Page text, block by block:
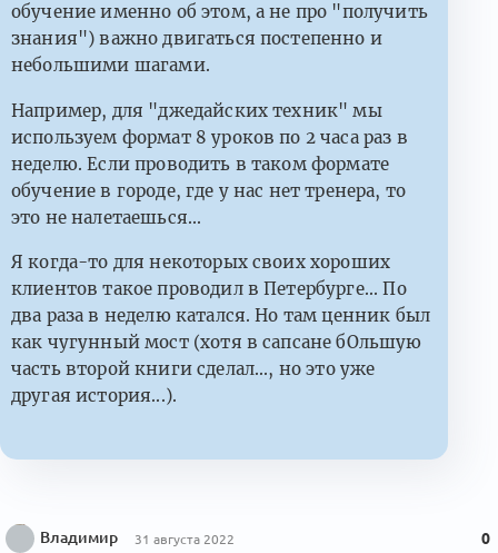
обучение именно об этом, а не про "получить
знания") важно двигаться постепенно и
небольшими шагами.
Например, для "джедайских техник" мы
используем формат 8 уроков по 2 часа раз в
неделю. Если проводить в таком формате
обучение в городе, где у нас нет тренера, то
это не налетаешься...
Я когда-то для некоторых своих хороших
клиентов такое проводил в Петербурге... По
два раза в неделю катался. Но там ценник был
как чугунный мост (хотя в сапсане бОльшую
часть второй книги сделал..., но это уже
другая история...).
Владимир 31 августа 2022 0